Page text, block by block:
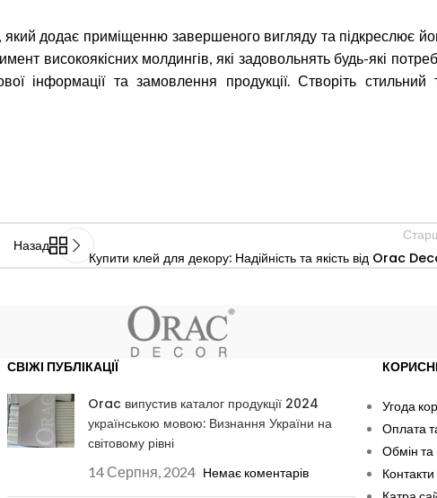
додає приміщенню завершеного вигляду та підкреслює
високоякісних молдингів, які задовольнять будь-які
інформації та замовлення продукції. Створіть стильний
Назад
Купити клей для декору: Надійність та якість від Orac
СВІЖІ ПУБЛІКАЦІЇ
Orac випустив каталог продукції 2024
українською мовою: Визнання України на
світовому рівні
14 Серпня, 2024 Немає коментарів
Угода
Оплата
Обмін
Контакти